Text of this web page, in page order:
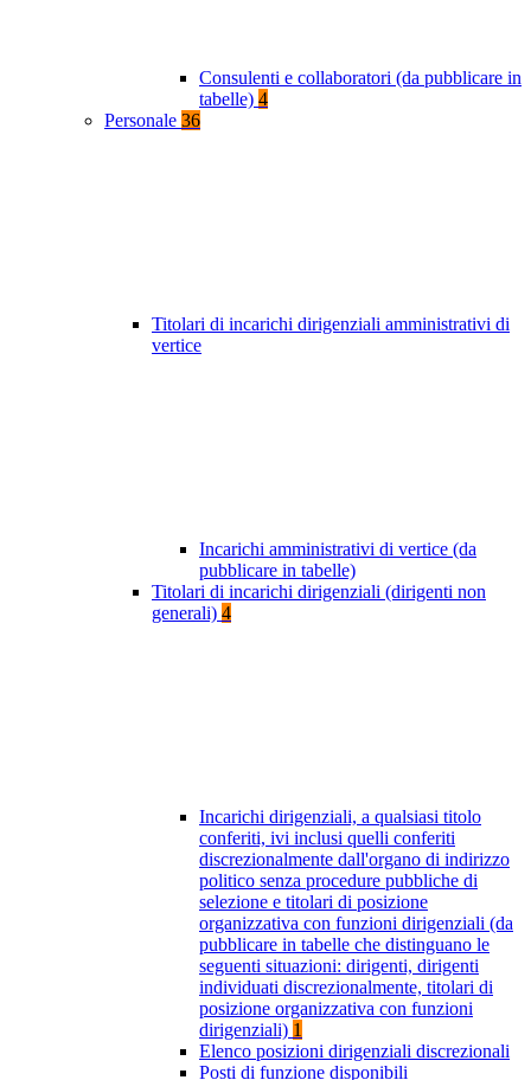
Consulenti e collaboratori (da pubblicare in
tabelle) 4
Personale 36
Titolari di incarichi dirigenziali amministrativi di
vertice
Incarichi amministrativi di vertice (da
pubblicare in tabelle)
Titolari di incarichi dirigenziali (dirigenti non
generali) 4
Incarichi dirigenziali, a qualsiasi titolo
conferiti, ivi inclusi quelli conferiti
discrezionalmente dall'organo di indirizzo
politico senza procedure pubbliche di
selezione e titolari di posizione
organizzativa con funzioni dirigenziali (da
pubblicare in tabelle che distinguano le
seguenti situazioni: dirigenti, dirigenti
individuati discrezionalmente, titolari di
posizione organizzativa con funzioni
dirigenziali) 1
Elenco posizioni dirigenziali discrezionali
Posti di funzione disponibili